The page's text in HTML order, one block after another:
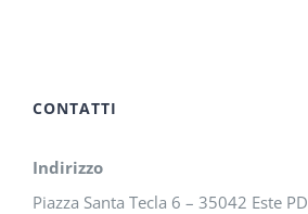
CONTATTI
Indirizzo
Piazza Santa Tecla 6 – 35042 Este PD